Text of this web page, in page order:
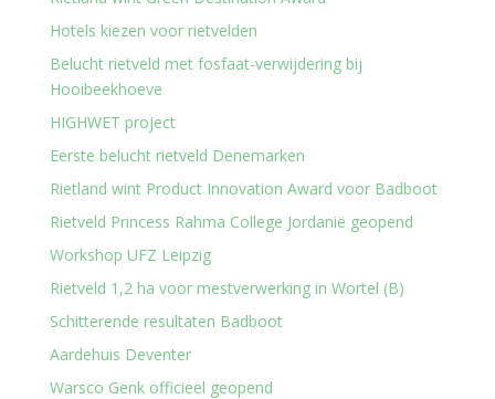
Hotels kiezen voor rietvelden
Belucht rietveld met fosfaat-verwijdering bij
Hooibeekhoeve
HIGHWET project
Eerste belucht rietveld Denemarken
Rietland wint Product Innovation Award voor Badboot
Rietveld Princess Rahma College Jordanië geopend
Workshop UFZ Leipzig
Rietveld 1,2 ha voor mestverwerking in Wortel (B)
Schitterende resultaten Badboot
Aardehuis Deventer
Warsco Genk officieel geopend